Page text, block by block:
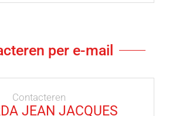
per e-mail
Contacteren
JEAN JACQUES